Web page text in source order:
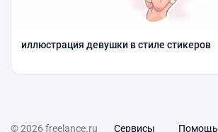
иллюстрация девушки в стиле стикеров
© 2026 freelance.ru Сервисы Помощь